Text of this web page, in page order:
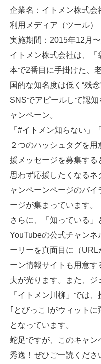
企業名：イトメン株式会
利用メディア（ツール）
実施期間：2015年12月
イトメン株式会社は、「
本で2番目に手掛けた、
国的な知名度は低く“残
SNSでアピールして認
ャンペーン。
「#イトメン知らない」
２つのハッシュタグを
援メッセージを募集する
思わず応援したくなるネ
ャンペーンページのバ
ージが集まっています。
さらに、「知っている
YouTubeの公式チャンネ
ーリーを真面目に（
ーン情報サイトも用意す
夫が光ります。また、ジ
「イトメン川柳」では
｢とびっこ｣がウィット
となっています。
蛇足ですが、このキャン
秀逸！ぜひご一読くださ